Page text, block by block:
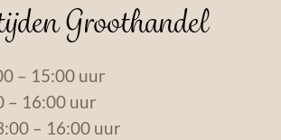
Groothandel
– 15:00 uur
– 16:00 uur
– 16:00 uur